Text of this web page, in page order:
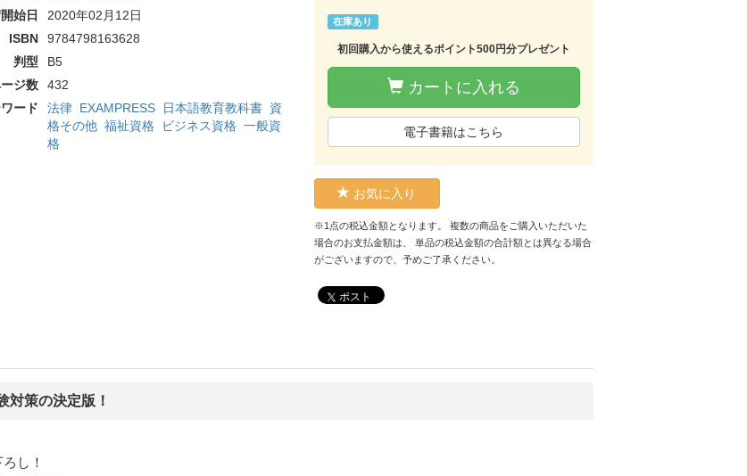
始日
2020年02月12日
ISBN
9784798163628
判型
B5
ジ数
432
ード
法律 EXAMPRESS 日本語教育教科書 資
格その他 福祉資格 ビジネス資格 一般資
格
在庫あり
初回購入から使えるポイント500円分プレゼント
カートに入れる
電子書籍はこちら
お気に入り
※1点の税込金額となります。 複数の商品をご購入いただいた
場合のお支払金額は、 単品の税込金額の合計額とは異なる場合
がございますので、予めご了承ください。
ポスト
対策の決定版！
し！